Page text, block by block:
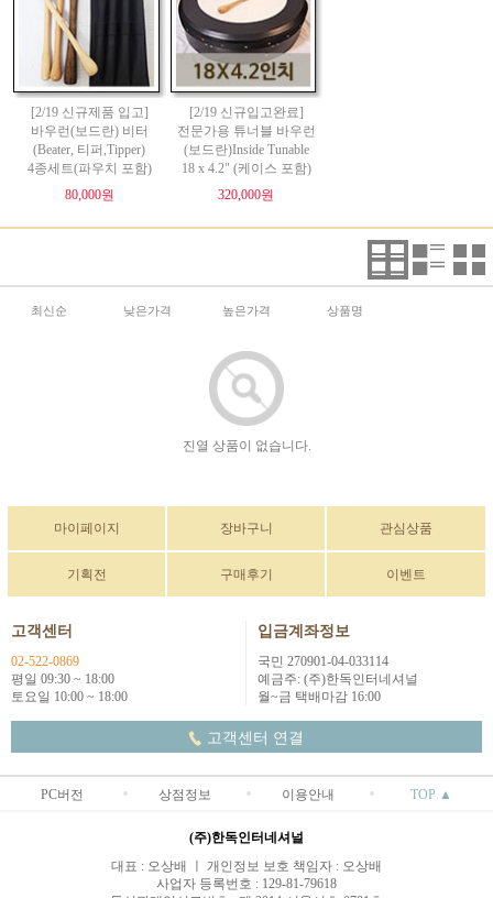
[2/19 신규제품 입고]
바우런(보드란) 비터
(Beater, 티퍼,Tipper)
4종세트(파우치 포함)
80,000원
[2/19 신규입고완료]
전문가용 튜너블 바우런
(보드란)Inside Tunable
18 x 4.2" (케이스 포함)
320,000원
최신순 낮은가격 높은가격 상품명
진열 상품이 없습니다.
마이페이지 장바구니 관심상품
기획전 구매후기 이벤트
고객센터
02-522-0869
평일 09:30 ~ 18:00
토요일 10:00 ~ 18:00
입금계좌정보
국민 270901-04-033114
예금주: (주)한독인터네셔널
월~금 택배마감 16:00
고객센터 연결
PC버전 상점정보 이용안내 TOP ▲
(주)한독인터네셔널
대표 : 오상배 ㅣ 개인정보 보호 책임자 : 오상배
사업자 등록번호 : 129-81-79618